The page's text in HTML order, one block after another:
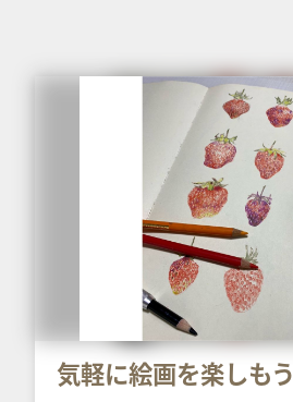
気軽に絵画を楽しもう